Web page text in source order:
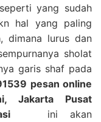
yang sudah
hal yang paling
dimana lurus dan
sholat
garis shaf pada
pesan online
Jakarta Pusat
ini akan